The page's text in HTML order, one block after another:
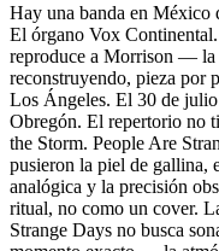
Hay una banda en México
El órgano Vox
reproduce a Morrison — la
reconstruyendo, pieza por
Los Ángeles. El 30 de
Obregón. El repertorio no
the Storm. People Are
pusieron la piel de gallina,
analógica y la precisión
ritual, no como un cover.
Strange Days no busca